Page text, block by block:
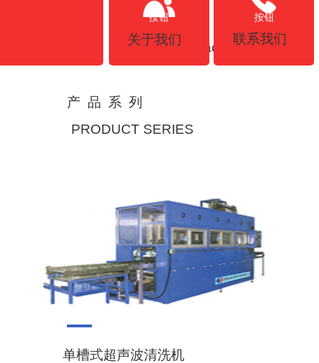
联系我们
关于我们
按钮
按钮
Contact us
单槽式超声波清洗机
PRODUCT SERIES
产 品 系 列